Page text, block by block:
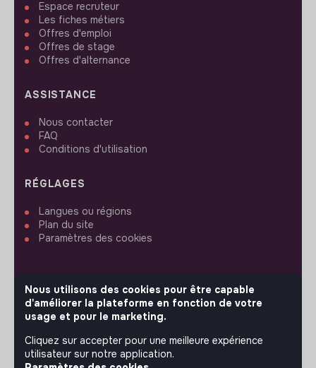
Espace recruteur
Les fiches métiers
Offres d'emploi
Offres de stage
Offres d'alternance
ASSISTANCE
Nous contacter
FAQ
Conditions d'utilisation
RÉGLAGES
Langues ou régions
Plan du site
Paramètres des cookies
SUIVEZ-NOUS
Nous utilisons des cookies pour être capable
d'améliorer la plateforme en fonction de votre
usage et pour le marketing.
Cliquez sur accepter pour une meilleure expérience
utilisateur sur notre application.